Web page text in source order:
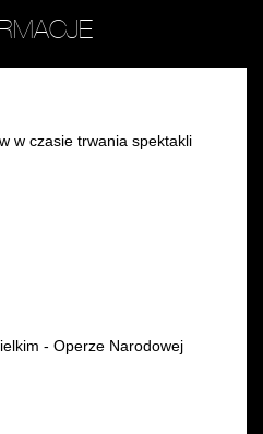
- Operze Narodowej
w czasie trwania spektakli